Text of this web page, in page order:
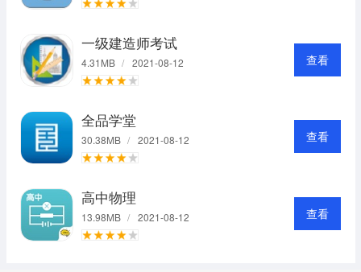
一级建造师考试
4.31MB / 2021-08-12 查看
全品学堂
30.38MB / 2021-08-12 查看
高中物理
13.98MB / 2021-08-12 查看